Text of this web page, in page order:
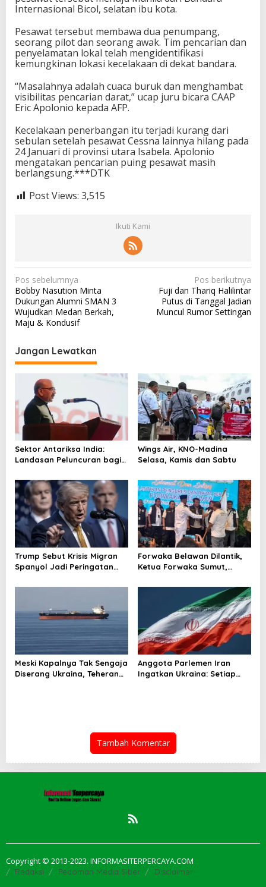
Internasional Bicol, selatan ibu kota.
Pesawat tersebut membawa dua penumpang,
seorang pilot dan seorang awak. Tim pencarian dan
penyelamatan lokal telah mengidentifikasi
kemungkinan lokasi kecelakaan di dekat bandara.
“Masalahnya adalah cuaca buruk dan menghambat
visibilitas pencarian darat,” ucap juru bicara CAAP
Eric Apolonio kepada AFP.
Kecelakaan penerbangan itu terjadi kurang dari
sebulan setelah pesawat Cessna lainnya hilang pada
24 Januari di provinsi utara Isabela. Apolonio
mengatakan pencarian puing pesawat masih
berlangsung.***DTK
Post Views: 3,515
Ikuti Kami
N
a
v
i
g
a
s
i
p
o
s
Pos sebelumnya
Bobby Nasution Minta
Dukungan Alumni SMAN 3
Wujudkan Medan Berkah,
Maju & Kondusif
Pos berikutnya
Fuji dan Thariq Halilintar
Putus di Tanggal Jadian
Muncul Rumor Settingan
Jangan Lewatkan
Sektor Antariksa India:
Landasan Peluncuran bagi
Wings Air, KNO-Madina
Selasa, Kamis dan Sabtu
Trump Sebut Krisis Migran
Spanyol Jadi Peringatan
Forwaka Belawan Dilantik,
Ketua Forwaka Sumut,
Profesionalisme Wartawan
di Wilayah Hukum Kejari
Meski Kapalnya Tak Sengaja
Diserang Ukraina, Teheran
Anggota Parlemen Iran
Ingatkan Ukraina: Setiap
Tambah Komentar
Copyright © 2013-2023. INFORMASITERPERCAYA.COM
Redaksi Pedoman Media Siber Disclaimer